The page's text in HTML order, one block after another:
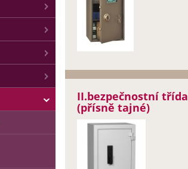
II.bezpečnostní třída
(přísně tajné)